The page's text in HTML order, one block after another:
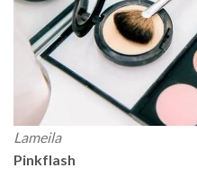
Lameila
Pinkflash